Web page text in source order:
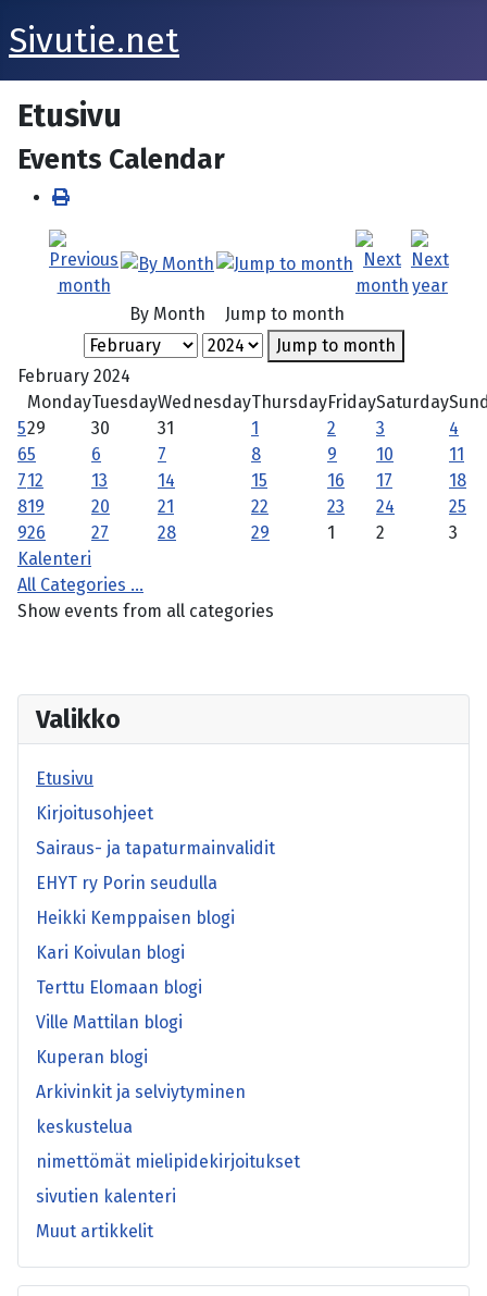
Sivutie.net
Etusivu
Events Calendar
By Month
Jump to month
Jump to month
February 2024
MondayTuesdayWednesdayThursdayFridaySaturday
529 30 31 1 2 3
4
65 6 7 8 9 10
11
712 13 14 15 16 17
18
819 20 21 22 23 24
25
926 27 28 29 1 2
3
Kalenteri
All Categories ...
Show events from all categories
Valikko
Etusivu
Kirjoitusohjeet
Sairaus- ja tapaturmainvalidit
EHYT ry Porin seudulla
Heikki Kemppaisen blogi
Kari Koivulan blogi
Terttu Elomaan blogi
Ville Mattilan blogi
Kuperan blogi
Arkivinkit ja selviytyminen
keskustelua
nimettömät mielipidekirjoitukset
sivutien kalenteri
Muut artikkelit